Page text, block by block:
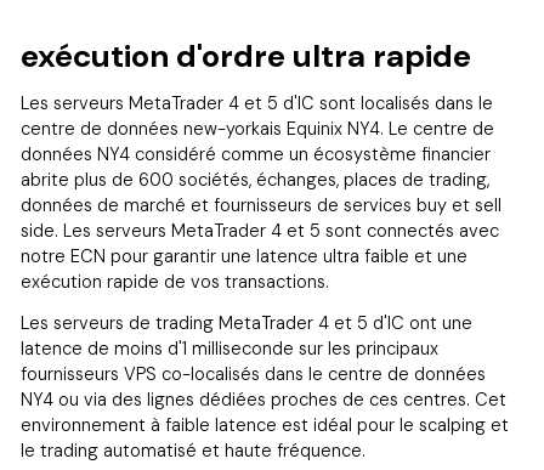
exécution d'ordre ultra rapide
Les serveurs MetaTrader 4 et 5 d'IC sont localisés dans le
centre de données new-yorkais Equinix NY4. Le centre de
données NY4 considéré comme un écosystème financier
abrite plus de 600 sociétés, échanges, places de trading,
données de marché et fournisseurs de services buy et sell
side. Les serveurs MetaTrader 4 et 5 sont connectés avec
notre ECN pour garantir une latence ultra faible et une
exécution rapide de vos transactions.
Les serveurs de trading MetaTrader 4 et 5 d'IC ont une
latence de moins d'1 milliseconde sur les principaux
fournisseurs VPS co-localisés dans le centre de données
NY4 ou via des lignes dédiées proches de ces centres. Cet
environnement à faible latence est idéal pour le scalping et
le trading automatisé et haute fréquence.